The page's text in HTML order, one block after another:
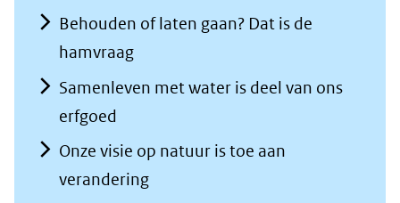
Behouden of laten gaan? Dat is de
hamvraag
Samenleven met water is deel van ons
erfgoed
Onze visie op natuur is toe aan
verandering